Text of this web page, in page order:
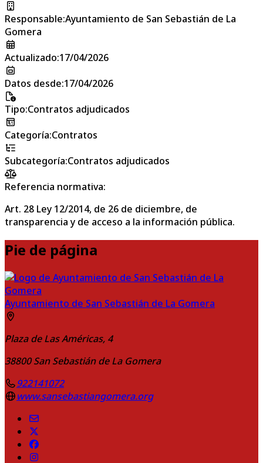
Responsable:Ayuntamiento de San Sebastián de La
Gomera
Actualizado:17/04/2026
Datos desde:17/04/2026
Tipo:Contratos adjudicados
Categoría:Contratos
Subcategoría:Contratos adjudicados
Referencia normativa:
Art. 28 Ley 12/2014, de 26 de diciembre, de
transparencia y de acceso a la información pública.
Pie de página
Ayuntamiento de San Sebastián de La Gomera
Plaza de Las Américas, 4
38800 San Sebastián de La Gomera
922141072
www.sansebastiangomera.org